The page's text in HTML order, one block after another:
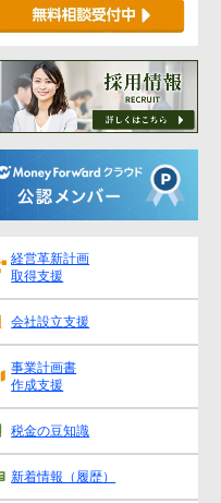
経営革新計画
取得支援
会社設立支援
事業計画書
作成支援
税金の豆知識
新着情報（履歴）